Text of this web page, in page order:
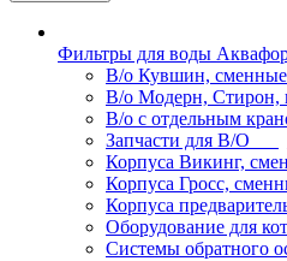
Фильтры для воды
В/о Кувшин,
В/о Модерн, Стирон,
В/о с отдельным
Запчасти для В/О
Корпуса Викинг,
Корпуса Гросс,
Корпуса
Оборудование для
Системы обратного